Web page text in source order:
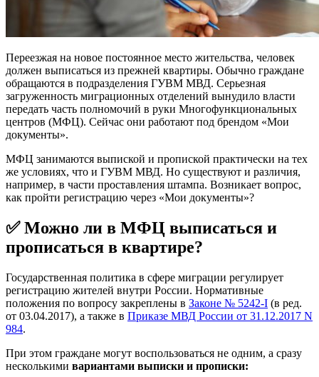
Переезжая на новое постоянное место жительства, человек
должен выписаться из прежней квартиры. Обычно граждане
обращаются в подразделения ГУВМ МВД. Серьезная
загруженность миграционных отделений вынудило власти
передать часть полномочий в руки Многофункциональных
центров (МФЦ). Сейчас они работают под брендом «Мои
документы».
МФЦ занимаются выпиской и пропиской практически на тех
же условиях, что и ГУВМ МВД. Но существуют и различия,
например, в части проставления штампа. Возникает вопрос,
как пройти регистрацию через «Мои документы»?
✅ Можно ли в МФЦ выписаться и
прописаться в квартире?
Государственная политика в сфере миграции регулирует
регистрацию жителей внутри России. Нормативные
положения по вопросу закреплены в Законе № 5242-I (в ред.
от 03.04.2017), а также в Приказе МВД России от 31.12.2017 N
984.
При этом граждане могут воспользоваться не одним, а сразу
несколькими вариантами выписки и прописки: